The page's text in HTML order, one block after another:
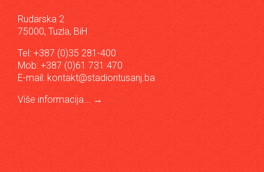
Rudarska 2
75000, Tuzla, BiH
Tel: +387 (0)35 281-400
Mob: +387 (0)61 731 470
E-mail: kontakt@stadiontusanj.ba
Više informacija...
→